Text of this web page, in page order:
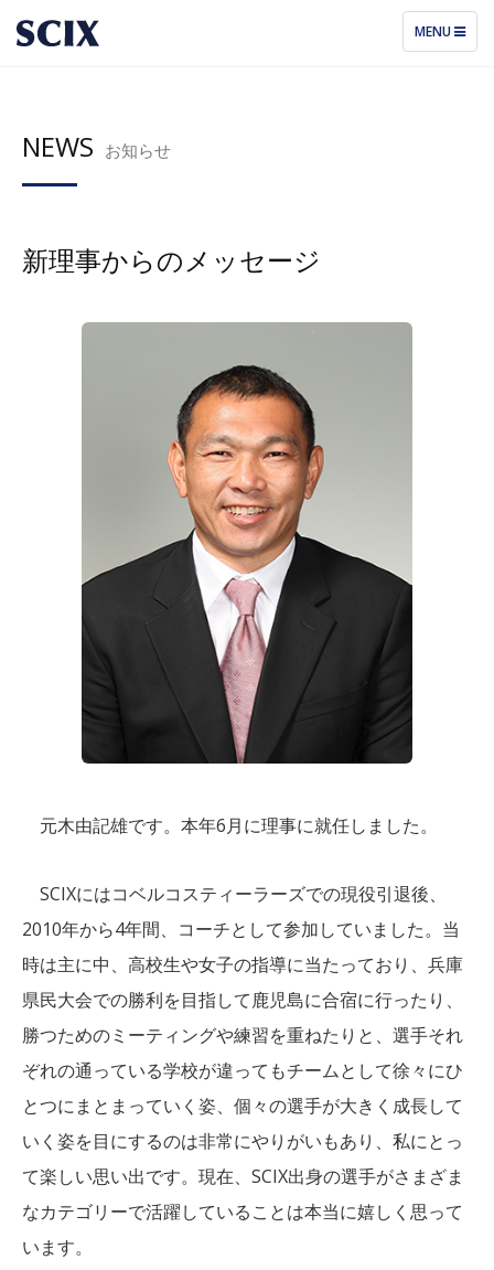
TOGGLE
NAVIGATION
MENU
NEWS お知らせ
新理事からのメッセージ
元木由記雄です。本年6月に理事に就任しました。
SCIXにはコベルコスティーラーズでの現役引退後、
2010年から4年間、コーチとして参加していました。当
時は主に中、高校生や女子の指導に当たっており、兵庫
県民大会での勝利を目指して鹿児島に合宿に行ったり、
勝つためのミーティングや練習を重ねたりと、選手それ
ぞれの通っている学校が違ってもチームとして徐々にひ
とつにまとまっていく姿、個々の選手が大きく成長して
いく姿を目にするのは非常にやりがいもあり、私にとっ
て楽しい思い出です。現在、SCIX出身の選手がさまざま
なカテゴリーで活躍していることは本当に嬉しく思って
います。